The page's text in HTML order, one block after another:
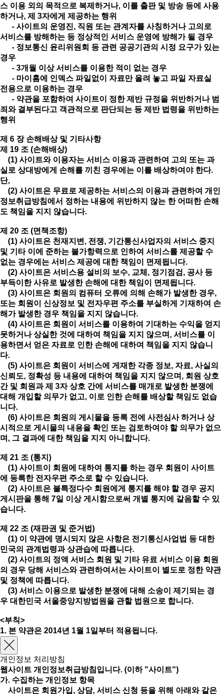
스 이용 외의 목적으로 복제하거나, 이를 출판 및 방송 등에 사용
하거나, 제 3자에게 제공하는 행위
- 사이트의 운영진, 직원 또는 관계자를 사칭하거나 고의로
서비스를 방해하는 등 정상적인 서비스 운영에 방해가 될 경우
- 정보통신 윤리위원회 등 관련 공공기관의 시정 요구가 있는
경우
- 3개월 이상 서비스를 이용한 적이 없는 경우
- 마이홈에 인덱스 파일없이 자료만 올려 놓고 파일 자료실
전용으로 이용하는 경우
- 약관을 포함하여 사이트이 정한 제반 규정을 위반하거나 범
죄와 결부된다고 객관적으로 판단되는 등 제반 법령을 위반하는
행위
제 6 장 손해배상 및 기타사항
제 19 조 (손해배상)
(1) 사이트와 이용자는 서비스 이용과 관련하여 고의 또는 과
실로 상대방에게 손해를 끼친 경우에는 이를 배상하여야 한다.
단,
(2) 사이트은 무료로 제공하는 서비스의 이용과 관련하여 개인
정보취급방침에서 정하는 내용에 위반하지 않는 한 어떠한 손해
도 책임을 지지 않습니다.
제 20 조 (면책조항)
(1) 사이트은 천재지변, 전쟁, 기간통신사업자의 서비스 중지
및 기타 이에 준하는 불가항력으로 인하여 서비스를 제공할 수
없는 경우에는 서비스 제공에 대한 책임이 면제됩니다.
(2) 사이트은 서비스용 설비의 보수, 교체, 정기점검, 공사 등
부득이한 사유로 발생한 손해에 대한 책임이 면제됩니다.
(3) 사이트은 회원의 컴퓨터 오류에 의해 손해가 발생한 경우,
또는 회원이 신상정보 및 전자우편 주소를 부실하게 기재하여 손
해가 발생한 경우 책임을 지지 않습니다.
(4) 사이트은 회원이 서비스를 이용하여 기대하는 수익을 얻지
못하거나 상실한 것에 대하여 책임을 지지 않으며, 서비스를 이
용하면서 얻은 자료로 인한 손해에 대하여 책임을 지지 않습니
다.
(5) 사이트은 회원이 서비스에 게재한 각종 정보, 자료, 사실의
신뢰도, 정확성 등 내용에 대하여 책임을 지지 않으며, 회원 상호
간 및 회원과 제 3자 상호 간에 서비스를 매개로 발생한 분쟁에
대해 개입할 의무가 없고, 이로 인한 손해를 배상할 책임도 없습
니다.
(6) 사이트은 회원의 게시물을 등록 전에 사전심사 하거나 상
시적으로 게시물의 내용을 확인 또는 검토하여야 할 의무가 없으
며, 그 결과에 대한 책임을 지지 아니합니다.
제 21 조 (통지)
(1) 사이트이 회원에 대하여 통지를 하는 경우 회원이 사이트
에 등록한 전자우편 주소로 할 수 있습니다.
(2) 사이트은 불특정다수 회원에게 통지를 해야 할 경우 공지
게시판을 통해 7일 이상 게시함으로써 개별 통지에 갈음할 수 있
습니다.
제 22 조 (재판권 및 준거법)
(1) 이 약관에 명시되지 않은 사항은 전기통신사업법 등 대한
민국의 관계법령과 상관습에 따릅니다.
(2) 사이트의 정액 서비스 회원 및 기타 유료 서비스 이용 회원
의 경우 당해 서비스와 관련하여서는 사이트이 별도로 정한 약관
및 정책에 따릅니다.
(3) 서비스 이용으로 발생한 분쟁에 대해 소송이 제기되는 경
우 대한민국 서울중앙지방법원을 관할 법원으로 합니다.
<부칙>
1. 본 약관은 2014년 1월 1일부터 적용됩니다.
개인정보 처리방침
웹사이트 개인정보취급방침입니다. (이하 "사이트")
가. 수집하는 개인정보 항목
사이트은 회원가입, 상담, 서비스 신청 등을 위해 아래와 같은